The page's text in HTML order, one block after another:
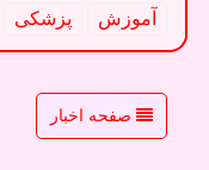
آموزش
پزشكی
صفحه اخبار